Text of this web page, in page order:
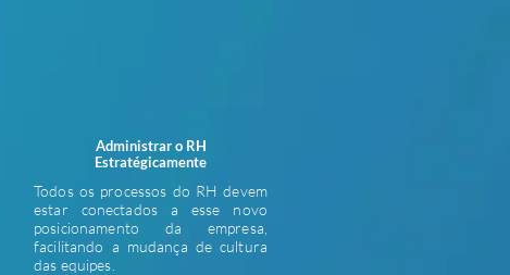
Administrar o RH
Estratégicamente
Todos os processos do RH devem
estar conectados a esse novo
posicionamento da empresa,
facilitando a mudança de cultura
das equipes.